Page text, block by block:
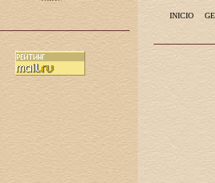
INICIO